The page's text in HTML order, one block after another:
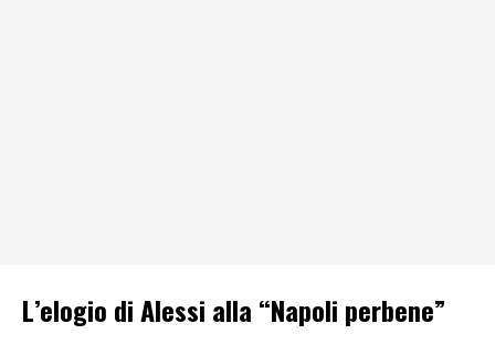
L’elogio di Alessi alla “Napoli perbene”